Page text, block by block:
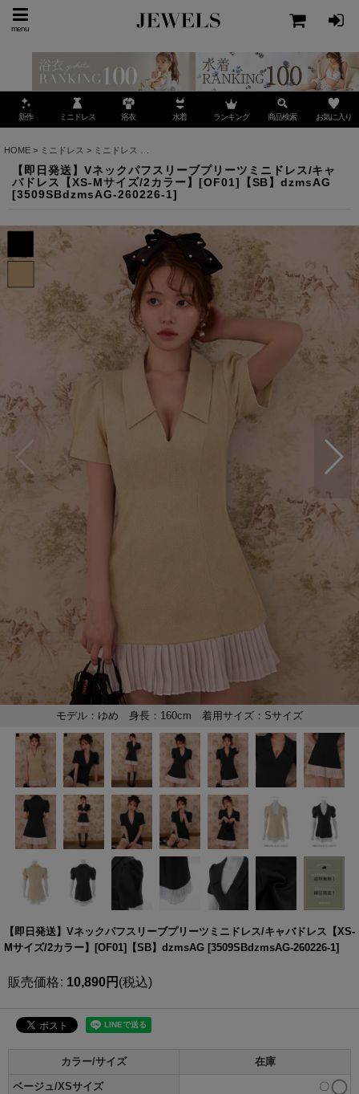
menu
新作 ミニドレス 浴衣 水着 ランキング 商品検索 お気に入り
HOME > ミニドレス > ミニドレス
【即日発送】Vネックパフスリーブプリーツミニドレス/キャ
バドレス【XS-Mサイズ/2カラー】[OF01]【SB】dzmsAG
[3509SBdzmsAG-260226-1]
【即日発送】Vネックパフスリーブプリーツミニドレス/キャバドレス【XS-
Mサイズ/2カラー】[OF01]【SB】dzmsAG [3509SBdzmsAG-260226-1]
販売価格: 10,890円 (税込)
カラー/サイズ 在庫
ベージュ/XSサイズ 〇